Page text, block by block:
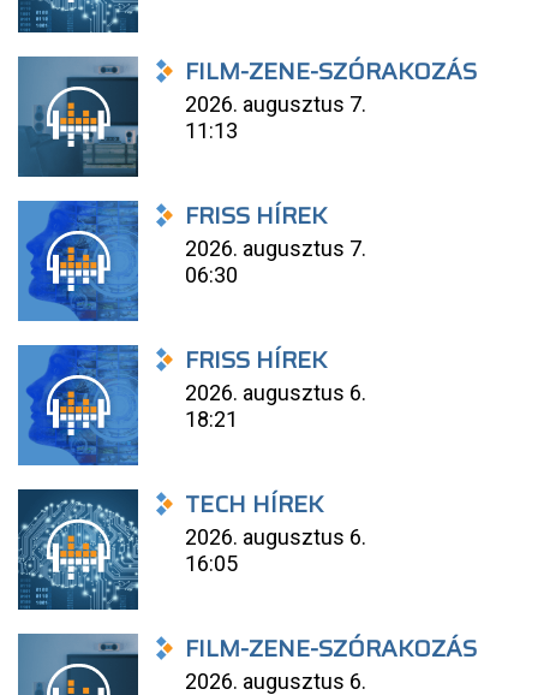
FILM-ZENE-SZÓRAKOZÁS
2026. augusztus 7.
11:13
FRISS HÍREK
2026. augusztus 7.
06:30
FRISS HÍREK
2026. augusztus 6.
18:21
TECH HÍREK
2026. augusztus 6.
16:05
FILM-ZENE-SZÓRAKOZÁS
2026. augusztus 6.